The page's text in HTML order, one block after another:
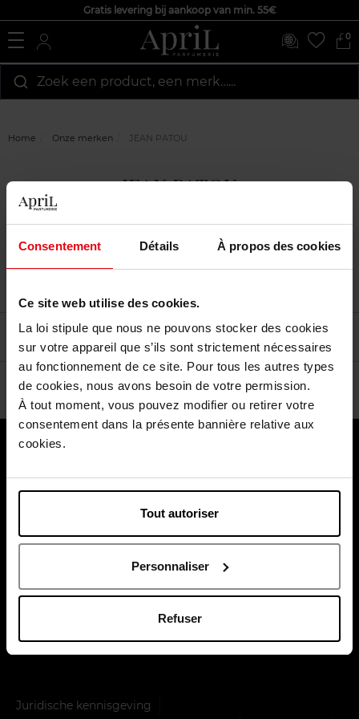
Consentement Détails À propos des cookies
Ce site web utilise des cookies.
La loi stipule que nous ne pouvons stocker des cookies
sur votre appareil que s’ils sont strictement nécessaires
au fonctionnement de ce site. Pour tous les autres types
de cookies, nous avons besoin de votre permission.
À tout moment, vous pouvez modifier ou retirer votre
consentement dans la présente bannière relative aux
cookies.
Tout autoriser
Personnaliser
Refuser
Gratis levering bij aankoop van min. 55€
0
Zoek een product, een merk…...
Home Onze merken JEAN PATOU
JEAN PATOU
Filtreren
Sorteren
Over ons
Klantendienst
Levering door
Juridische kennisgeving